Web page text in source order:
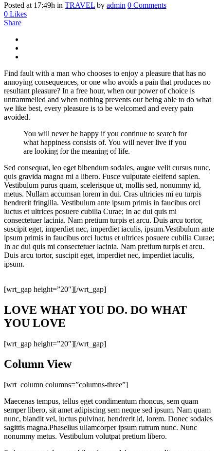
Posted at 17:49h in TRAVEL by admin 0 Comments
0 Likes
Share
Find fault with a man who chooses to enjoy a pleasure that has no
annoying consequences, or one who avoids a pain that produces no
resultant pleasure? In a free hour, when our power of choice is
untrammelled and when nothing prevents our being able to do what
we like best, every pleasure is to be welcomed and every pain
avoided.
You will never be happy if you continue to search for
what happiness consists of. You will never live if you
are looking for the meaning of life.
Sed consequat, leo eget bibendum sodales, augue velit cursus nunc,
quis gravida magna mi a libero. Fusce vulputate eleifend sapien.
Vestibulum purus quam, scelerisque ut, mollis sed, nonummy id,
metus. Nullam accumsan lorem in dui. Cras ultricies mi eu turpis
hendrerit fringilla. Vestibulum ante ipsum primis in faucibus orci
luctus et ultrices posuere cubilia Curae; In ac dui quis mi
consectetuer lacinia. Nam pretium turpis et arcu. Duis arcu tortor,
suscipit eget, imperdiet nec, imperdiet iaculis, ipsum.Vestibulum ante
ipsum primis in faucibus orci luctus et ultrices posuere cubilia Curae;
In ac dui quis mi consectetuer lacinia. Nam pretium turpis et arcu.
Duis arcu tortor, suscipit eget, imperdiet nec, imperdiet iaculis,
ipsum.
[wrt_gap height=”20″][/wrt_gap]
LOVE WHAT YOU DO. DO WHAT
YOU LOVE
[wrt_gap height=”20″][/wrt_gap]
Column View
[wrt_column columns=”columns-three”]
Maecenas tempus, tellus eget condimentum rhoncus, sem quam
semper libero, sit amet adipiscing sem neque sed ipsum. Nam quam
nunc, blandit vel, luctus pulvinar, hendrerit id, lorem. Donec sodales
sagittis magna.Phasellus ullamcorper ipsum rutrum nunc. Nunc
nonummy metus. Vestibulum volutpat pretium libero.